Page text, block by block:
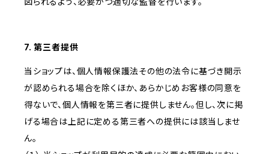
7. 第三者提供
当ショップは、個人情報保護法その他の法令に基づき開示
が認められる場合を除くほか、あらかじめお客様の同意を
得ないで、個人情報を第三者に提供しません。但し、次に掲
げる場合は上記に定める第三者への提供には該当しませ
ん。